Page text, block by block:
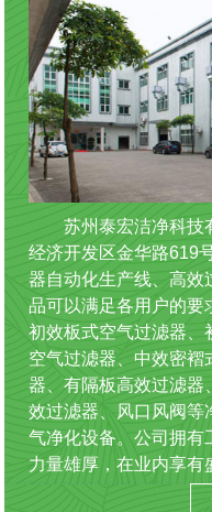
苏州泰宏洁净科技
经济开发区金华路619
器自动化生产线、高效
品可以满足各用户的要
初效板式空气过滤器、
空气过滤器、中效密褶
器、有隔板高效过滤器
效过滤器、风口风阀等
气净化设备。公司拥有
力量雄厚，在业内享有